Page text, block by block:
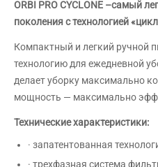
ORBI PROCYCLONE –самый
поколения с технологией
Компактный и легкий ручной
технологию для ежедневной
делает уборку максимально
мощность — максимально
Технические характеристики:
· запатентованная
· трехфазная система